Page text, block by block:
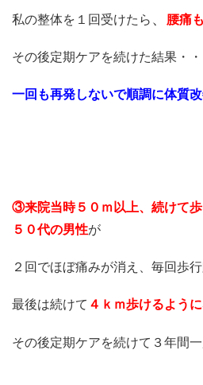
私の整体を１回受けたら 、 腰痛
その後定期ケアを続けた結果・
一回も再発しないで順調に体質改
③来院当時５０ｍ以上、続けて
５０代の男性が
２回でほぼ痛みが消え、毎回歩
最後は続けて ４ｋｍ歩けるように
その後定期ケアを続けて３年間